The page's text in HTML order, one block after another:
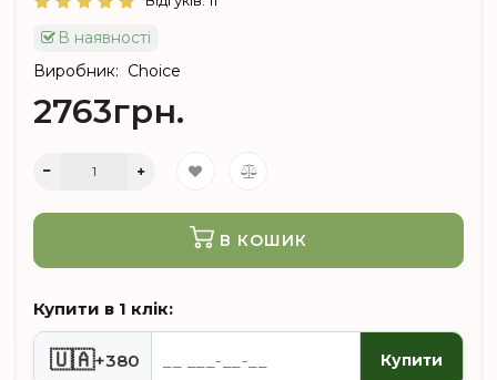
В наявності
Виробник: Choice
2763грн.
В КОШИК
Купити в 1 клік:
🇺🇦+380 Купити